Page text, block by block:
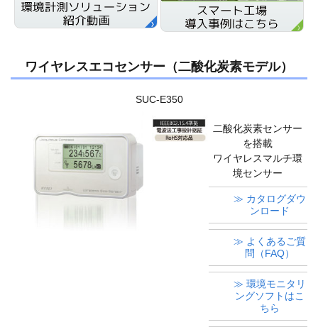
ワイヤレスエコセンサー（二酸化炭素モデル）
SUC-E350
二酸化炭素センサー
を搭載
ワイヤレスマルチ環
境センサー
≫ カタログダウ
ンロード
≫ よくあるご質
問（FAQ）
≫ 環境モニタリ
ングソフトはこ
ちら